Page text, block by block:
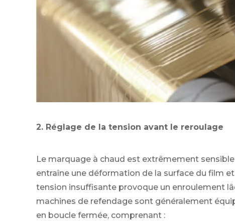
2. Réglage de la tension avant le reroulage
Le marquage à chaud est extrêmement
entraîne une déformation de la surface du film
tension insuffisante provoque un enroulement
machines de refendage sont généralement
en boucle fermée, comprenant :